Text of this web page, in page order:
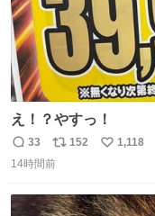
え！？やすっ！
返
信
33
リ
ポ
ト
152
い
数
1,118
14時間前